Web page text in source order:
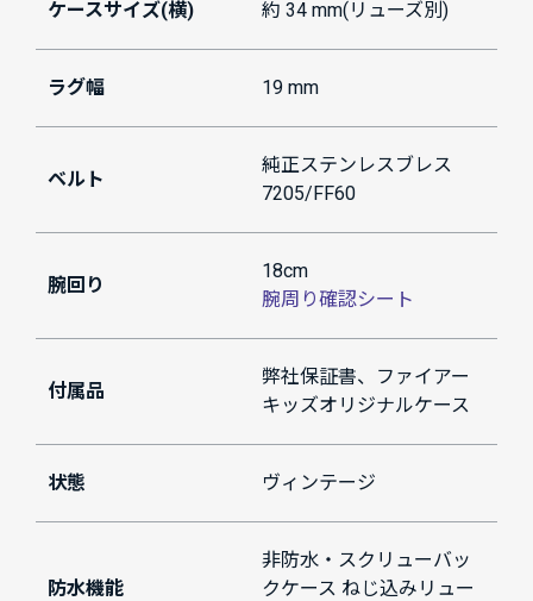
ケースサイズ(横) 約 34 mm(リューズ別)
ラグ幅 19 mm
ベルト
純正ステンレスブレス
7205/FF60
腕回り
18cm
腕周り確認シート
付属品
弊社保証書、ファイアー
キッズオリジナルケース
状態 ヴィンテージ
防水機能
非防水・スクリューバッ
クケース ねじ込みリュー